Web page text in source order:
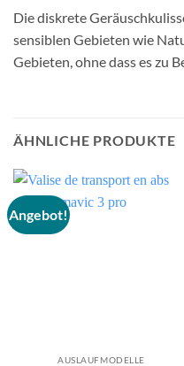
Die diskrete
sensiblen Gebieten wie
Gebieten, ohne dass es zu
ÄHNLICHE PRODUKTE
Angebot!
AUSLAUFMODELLE